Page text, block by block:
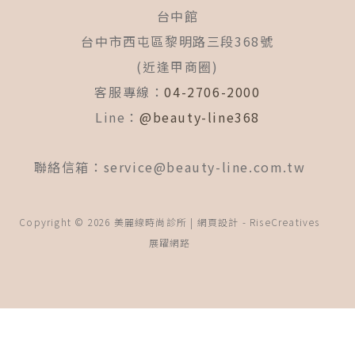
台中館
台中市西屯區黎明路三段368號
(近逢甲商圈)
客服專線：04-2706-2000
Line： @beauty-line368
聯絡信箱： service@beauty-line.com.tw
Copyright © 2026 美麗線時尚診所 | 網頁設計 - RiseCreatives
展躍網路